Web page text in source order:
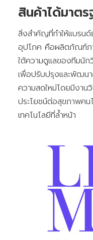
สินค้าได้มาต
สิ่งสำคัญที่ทำให้แบรน
อุปโภค คือผลิตภัณฑ์ภ
ใต้ความดูแลของทีมนั
เพื่อปรับปรุงและพัฒ
ความสดใหม่โดยมีงาน
ประโยชน์ต่อสุขภาพคน
เทคโนโลยีที่ล้ำหน้า